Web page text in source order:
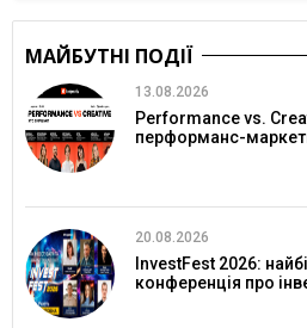
МАЙБУТНІ ПОДІЇ
13.08.2026
Performance vs.
перформанс-
20.08.2026
InvestFest 2026:
конференція про